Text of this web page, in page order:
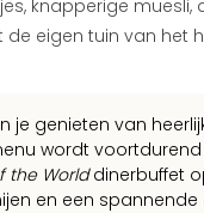
knapperige muesli,
eigen tuin van het
je genieten van
wordt
the Worlddinerbuffet
en een spannende